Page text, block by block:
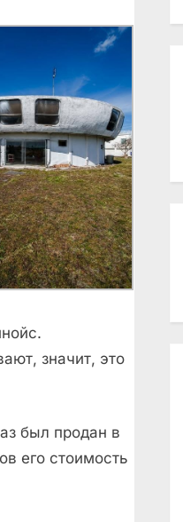
значит, это
был продан в
его стоимость